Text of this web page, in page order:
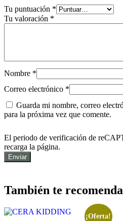
Tu puntuación *
Tu valoración *
Nombre *
Correo electrónico *
Guarda mi nombre, correo
para la próxima vez que comente.
El periodo de verificación de
recarga la página.
También te
¡Oferta!